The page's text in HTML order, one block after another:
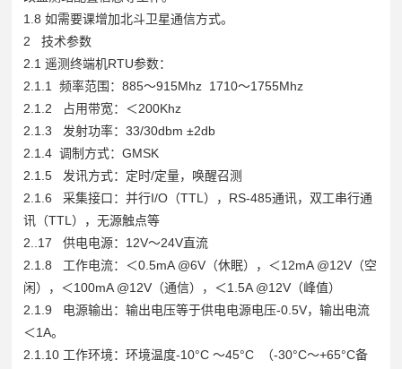
1.8 如需要课增加北斗卫星通信方式。
2 技术参数
2.1 遥测终端机RTU参数：
2.1.1 频率范围：885～915Mhz 1710～1755Mhz
2.1.2 占用带宽：＜200Khz
2.1.3 发射功率：33/30dbm ±2db
2.1.4 调制方式：GMSK
2.1.5 发讯方式：定时/定量，唤醒召测
2.1.6 采集接口：并行I/O（TTL），RS-485通讯，双工串行通
讯（TTL），无源触点等
2..17 供电电源：12V～24V直流
2.1.8 工作电流：＜0.5mA @6V（休眠），＜12mA @12V（空
闲），＜100mA @12V（通信），＜1.5A @12V（峰值）
2.1.9 电源输出：输出电压等于供电电源电压-0.5V，输出电流
＜1A。
2.1.10 工作环境：环境温度-10°C ～45°C （-30°C～+65°C备